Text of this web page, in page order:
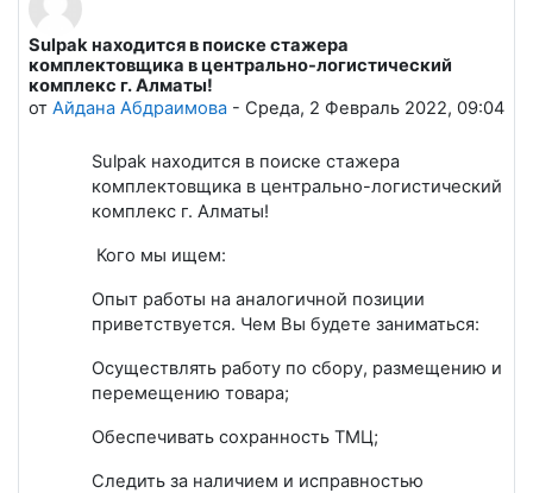
Sulpak находится в поиске стажера
комплектовщика в центрально-логистический
комплекс г. Алматы!
от Айдана Абдраимова - Среда, 2 Февраль 2022, 09:04
Количество ответов: 0
Sulpak находится в поиске стажера
комплектовщика в центрально-логистический
комплекс г. Алматы!
Кого мы ищем:
Опыт работы на аналогичной позиции
приветствуется. Чем Вы будете заниматься:
Осуществлять работу по сбору, размещению и
перемещению товара;
Обеспечивать сохранность ТМЦ;
Следить за наличием и исправностью